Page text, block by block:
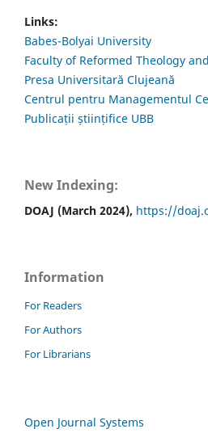
Links:
Babes-Bolyai University
Faculty of Reformed Theology
Presa Universitară Clujeană
Centrul pentru Managementul
Publicații științifice UBB
New Indexing:
DOAJ (March 2024), https://
Information
For Readers
For Authors
For Librarians
Open Journal Systems